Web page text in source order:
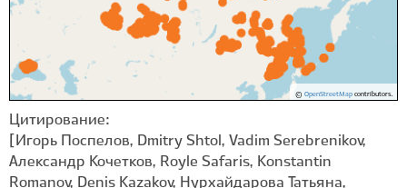
© OpenStreetMapcontributors.
Цитирование:
[Игорь Поспелов, Dmitry Shtol, Vadim Serebrenikov,
Александр Кочетков, Royle Safaris, Konstantin
Romanov, Denis Kazakov, Нурхайдарова Татьяна,